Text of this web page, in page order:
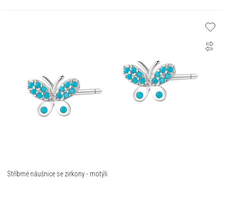
Stříbrné náušnice se zirkony - motýli